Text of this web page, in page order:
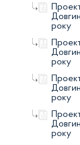
року
року
року
року